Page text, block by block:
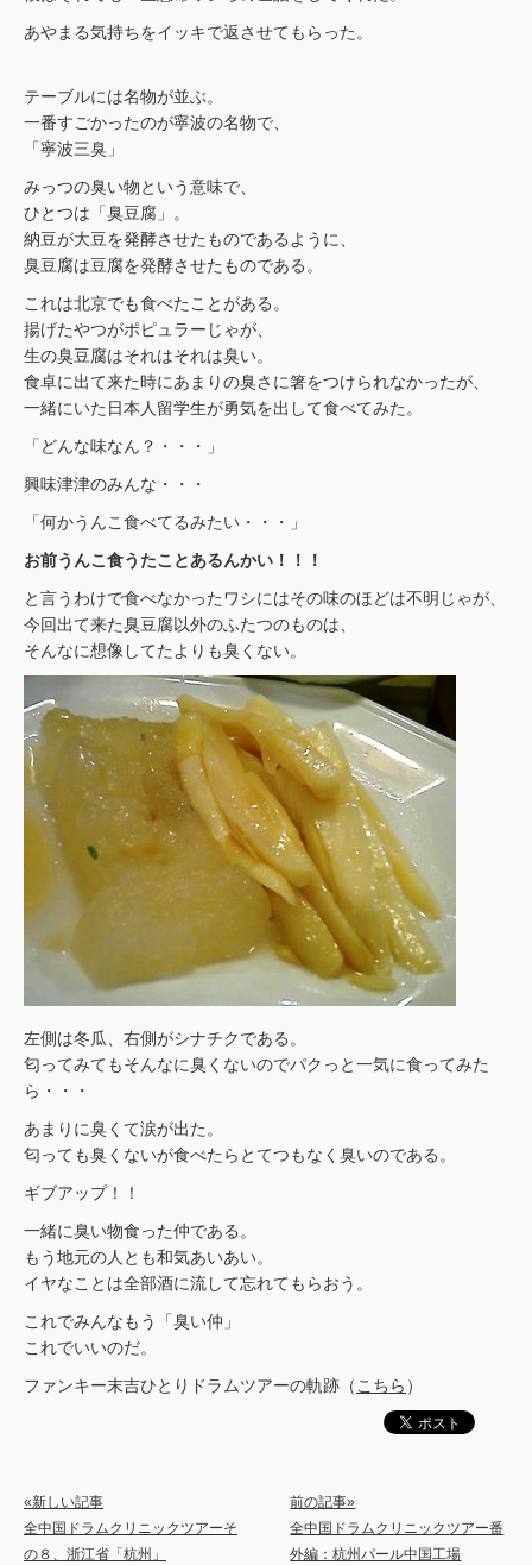
あやまる気持ちをイッキで返させてもらった。
テーブルには名物が並ぶ。
一番すごかったのが寧波の名物で、
「寧波三臭」
みっつの臭い物という意味で、
ひとつは「臭豆腐」。
納豆が大豆を発酵させたものであるように、
臭豆腐は豆腐を発酵させたものである。
これは北京でも食べたことがある。
揚げたやつがポピュラーじゃが、
生の臭豆腐はそれはそれは臭い。
食卓に出て来た時にあまりの臭さに箸をつけられなかったが、
一緒にいた日本人留学生が勇気を出して食べてみた。
「どんな味なん？・・・」
興味津津のみんな・・・
「何かうんこ食べてるみたい・・・」
お前うんこ食うたことあるんかい！！！
と言うわけで食べなかったワシにはその味のほどは不明じゃが、
今回出て来た臭豆腐以外のふたつのものは、
そんなに想像してたよりも臭くない。
左側は冬瓜、右側がシナチクである。
匂ってみてもそんなに臭くないのでパクっと一気に食ってみた
ら・・・
あまりに臭くて涙が出た。
匂っても臭くないが食べたらとてつもなく臭いのである。
ギブアップ！！
一緒に臭い物食った仲である。
もう地元の人とも和気あいあい。
イヤなことは全部酒に流して忘れてもらおう。
これでみんなもう「臭い仲」
これでいいのだ。
ファンキー末吉ひとりドラムツアーの軌跡（こちら ）
«新しい記事
全中国ドラムクリニックツアーそ
の８、浙江省「杭州」
前の記事»
全中国ドラムクリニックツアー番
外編：杭州パール中国工場